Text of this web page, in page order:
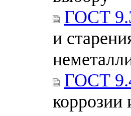
ГОСТ
и
ГОСТ
коррозии